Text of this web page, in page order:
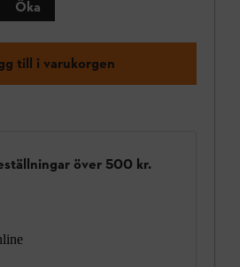
Öka
till i varukorgen
över 500 kr.